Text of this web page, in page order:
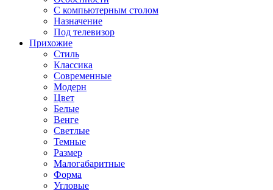
С компьютерным столом
Назначение
Под телевизор
Прихожие
Стиль
Классика
Современные
Модерн
Цвет
Белые
Венге
Светлые
Темные
Размер
Малогабаритные
Форма
Угловые